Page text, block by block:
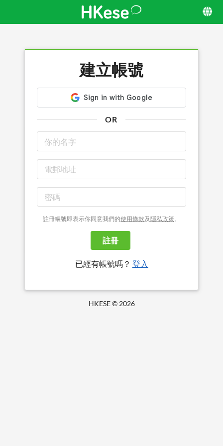
建立帳號
OR
註冊帳號即表示你同意我們的使用條款及隱私政策。
註冊
已經有帳號嗎？ 登入
HKESE © 2026